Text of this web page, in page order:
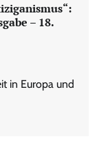
– 18.
in Europa und